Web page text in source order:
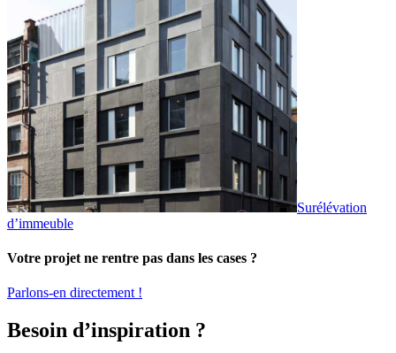
Surélévation
d’immeuble
Votre projet ne rentre pas dans les cases ?
Parlons-en directement !
Besoin d’inspiration ?